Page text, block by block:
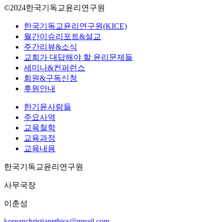
©2024한국기독교윤리연구원
Close
Menu
한국기독교윤리연구원(KICE)
월간이슈리포트&설교
주간리뷰&소식
교회가 대답해야 할 윤리문제들
세미나&컨퍼런스
회원&구독신청
후원안내
한기윤사람들
주요사역
교육철학
교육과정
교육내용
한국기독교윤리연구원
사무국장
이춘성